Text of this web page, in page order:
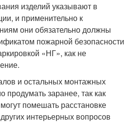
изделий указывают в
и применительно к
они обязательно должны
пожарной безопасности
«НГ», как не
и остальных монтажных
продумать заранее, так как
помешать расстановке
интерьерных вопросов